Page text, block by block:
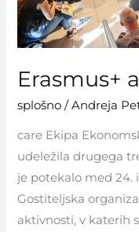
Erasmus+
splošno /Andreja
care Ekipa
udeležila drugega
je potekalo med 24.
Gostiteljska
aktivnosti, v katerih